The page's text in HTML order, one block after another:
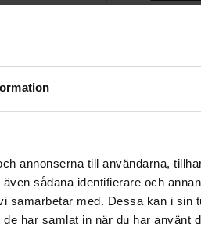
annonserna till användarna,
sådana identifierare och
samarbetar med. Dessa kan i sin
har samlat in när du har använt
Varumärke